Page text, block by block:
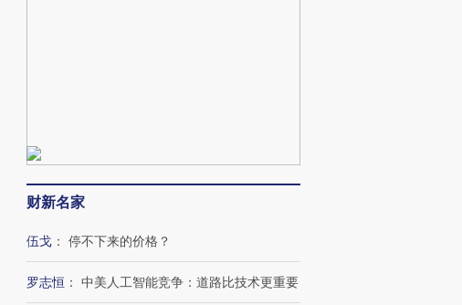
财新名家
伍戈 ： 停不下来的价格？
罗志恒 ： 中美人工智能竞争：道路比技术更重要